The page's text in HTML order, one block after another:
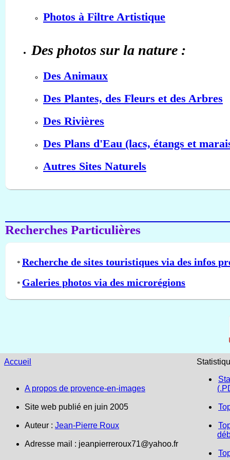
Photos à Filtre Artistique
Des photos sur la nature :
Des Animaux
Des Plantes, des Fleurs et des Arbres
Des Rivières
Des Plans d'Eau (lacs, étangs et
Autres Sites Naturels
Recherches Particulières
* Recherche de sites touristiques via des infos
* Galeries photos via des microrégions
Accueil
A propos de provence-en-images
Site web publié en juin 2005
Auteur : Jean-Pierre Roux
Adresse mail : jeanpierreroux71@yahoo.fr